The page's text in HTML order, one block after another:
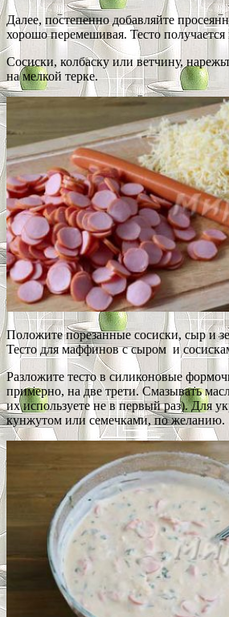
Далее, постепенно добавляйте
хорошо перемешивая. Тесто
Сосиски, колбаску или ветчину,
на мелкой терке.
Положите порезанные сосиски, сыр и
Тесто для маффинов с сыром и
Разложите тесто в силиконовые
примерно, на две трети. Смазывать
их используете не в первый раз). Для
кунжутом или семечками, по желанию.